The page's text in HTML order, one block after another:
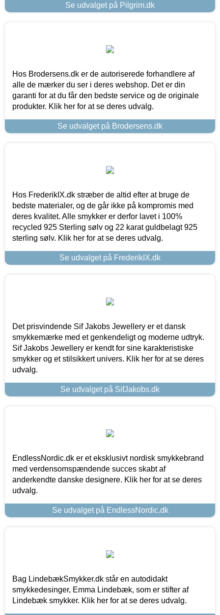
Se udvalget på Pilgrim.dk
Hos Brodersens.dk er de autoriserede forhandlere af
alle de mærker du ser i deres webshop. Det er din
garanti for at du får den bedste service og de originale
produkter. Klik her for at se deres udvalg.
Se udvalget på Brodersens.dk
Hos FrederikIX.dk stræber de altid efter at bruge de
bedste materialer, og de går ikke på kompromis med
deres kvalitet. Alle smykker er derfor lavet i 100%
recycled 925 Sterling sølv og 22 karat guldbelagt 925
sterling sølv. Klik her for at se deres udvalg.
Se udvalget på FrederikIX.dk
Det prisvindende Sif Jakobs Jewellery er et dansk
smykkemærke med et genkendeligt og moderne udtryk.
Sif Jakobs Jewellery er kendt for sine karakteristiske
smykker og et stilsikkert univers. Klik her for at se deres
udvalg.
Se udvalget på SifJakobs.dk
EndlessNordic.dk er et eksklusivt nordisk smykkebrand
med verdensomspændende succes skabt af
anderkendte danske designere. Klik her for at se deres
udvalg.
Se udvalget på EndlessNordic.dk
Bag LindebækSmykker.dk står en autodidakt
smykkedesinger, Emma Lindebæk, som er stifter af
Lindebæk smykker. Klik her for at se deres udvalg.